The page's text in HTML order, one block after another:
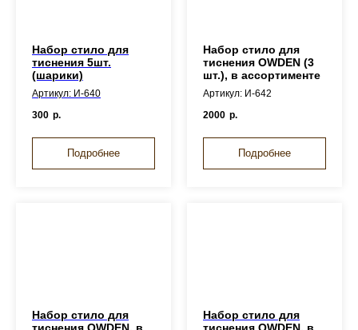
Набор стило для
тиснения 5шт.
(шарики)
Артикул: И-640
300 р.
Подробнее
Набор стило для
тиснения OWDEN (3
шт.), в ассортименте
Артикул: И-642
2000 р.
Подробнее
Набор стило для
тиснения OWDEN, в
Набор стило для
тиснения OWDEN, в